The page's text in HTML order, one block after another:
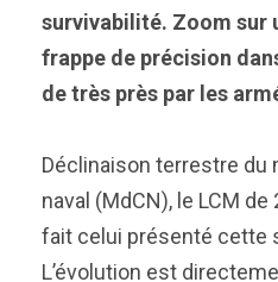
survivabilité. Zoom sur
frappe de précision
de très près par les
Déclinaison terrestre du
naval (MdCN), le LCM de
fait celui présenté cette
L’évolution est